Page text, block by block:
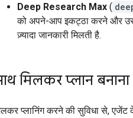
Deep Research Max (
को अपने-आप इकट्ठा करने और उसे
ज़्यादा जानकारी मिलती है.
मिलकर प्लान बनाना
प्लानिंग करने की सुविधा से,